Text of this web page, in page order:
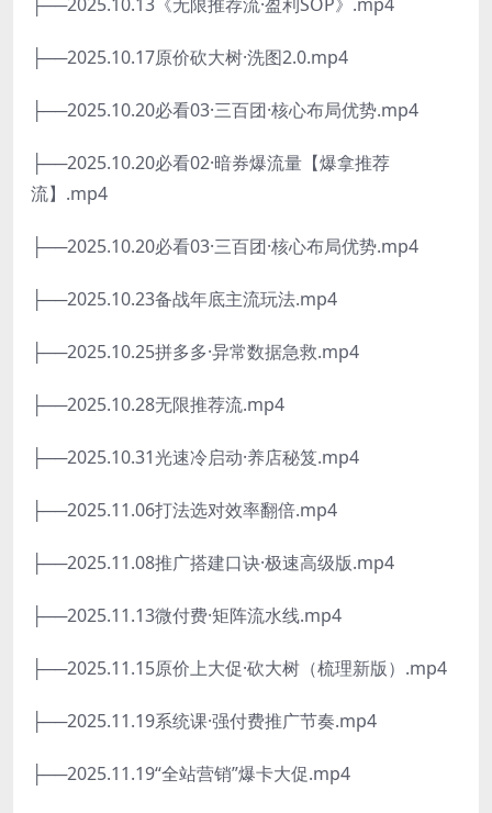
├──2025.10.17原价砍大树·洗图2.0.mp4
├──2025.10.20必看03·三百团·核心布局优势.mp4
├──2025.10.20必看02·暗券爆流量【爆拿推荐
流】.mp4
├──2025.10.20必看03·三百团·核心布局优势.mp4
├──2025.10.23备战年底主流玩法.mp4
├──2025.10.25拼多多·异常数据急救.mp4
├──2025.10.28无限推荐流.mp4
├──2025.10.31光速冷启动·养店秘笈.mp4
├──2025.11.06打法选对效率翻倍.mp4
├──2025.11.08推广搭建口诀·极速高级版.mp4
├──2025.11.13微付费·矩阵流水线.mp4
├──2025.11.15原价上大促·砍大树（梳理新版）.mp4
├──2025.11.19系统课·强付费推广节奏.mp4
├──2025.11.19“全站营销”爆卡大促.mp4